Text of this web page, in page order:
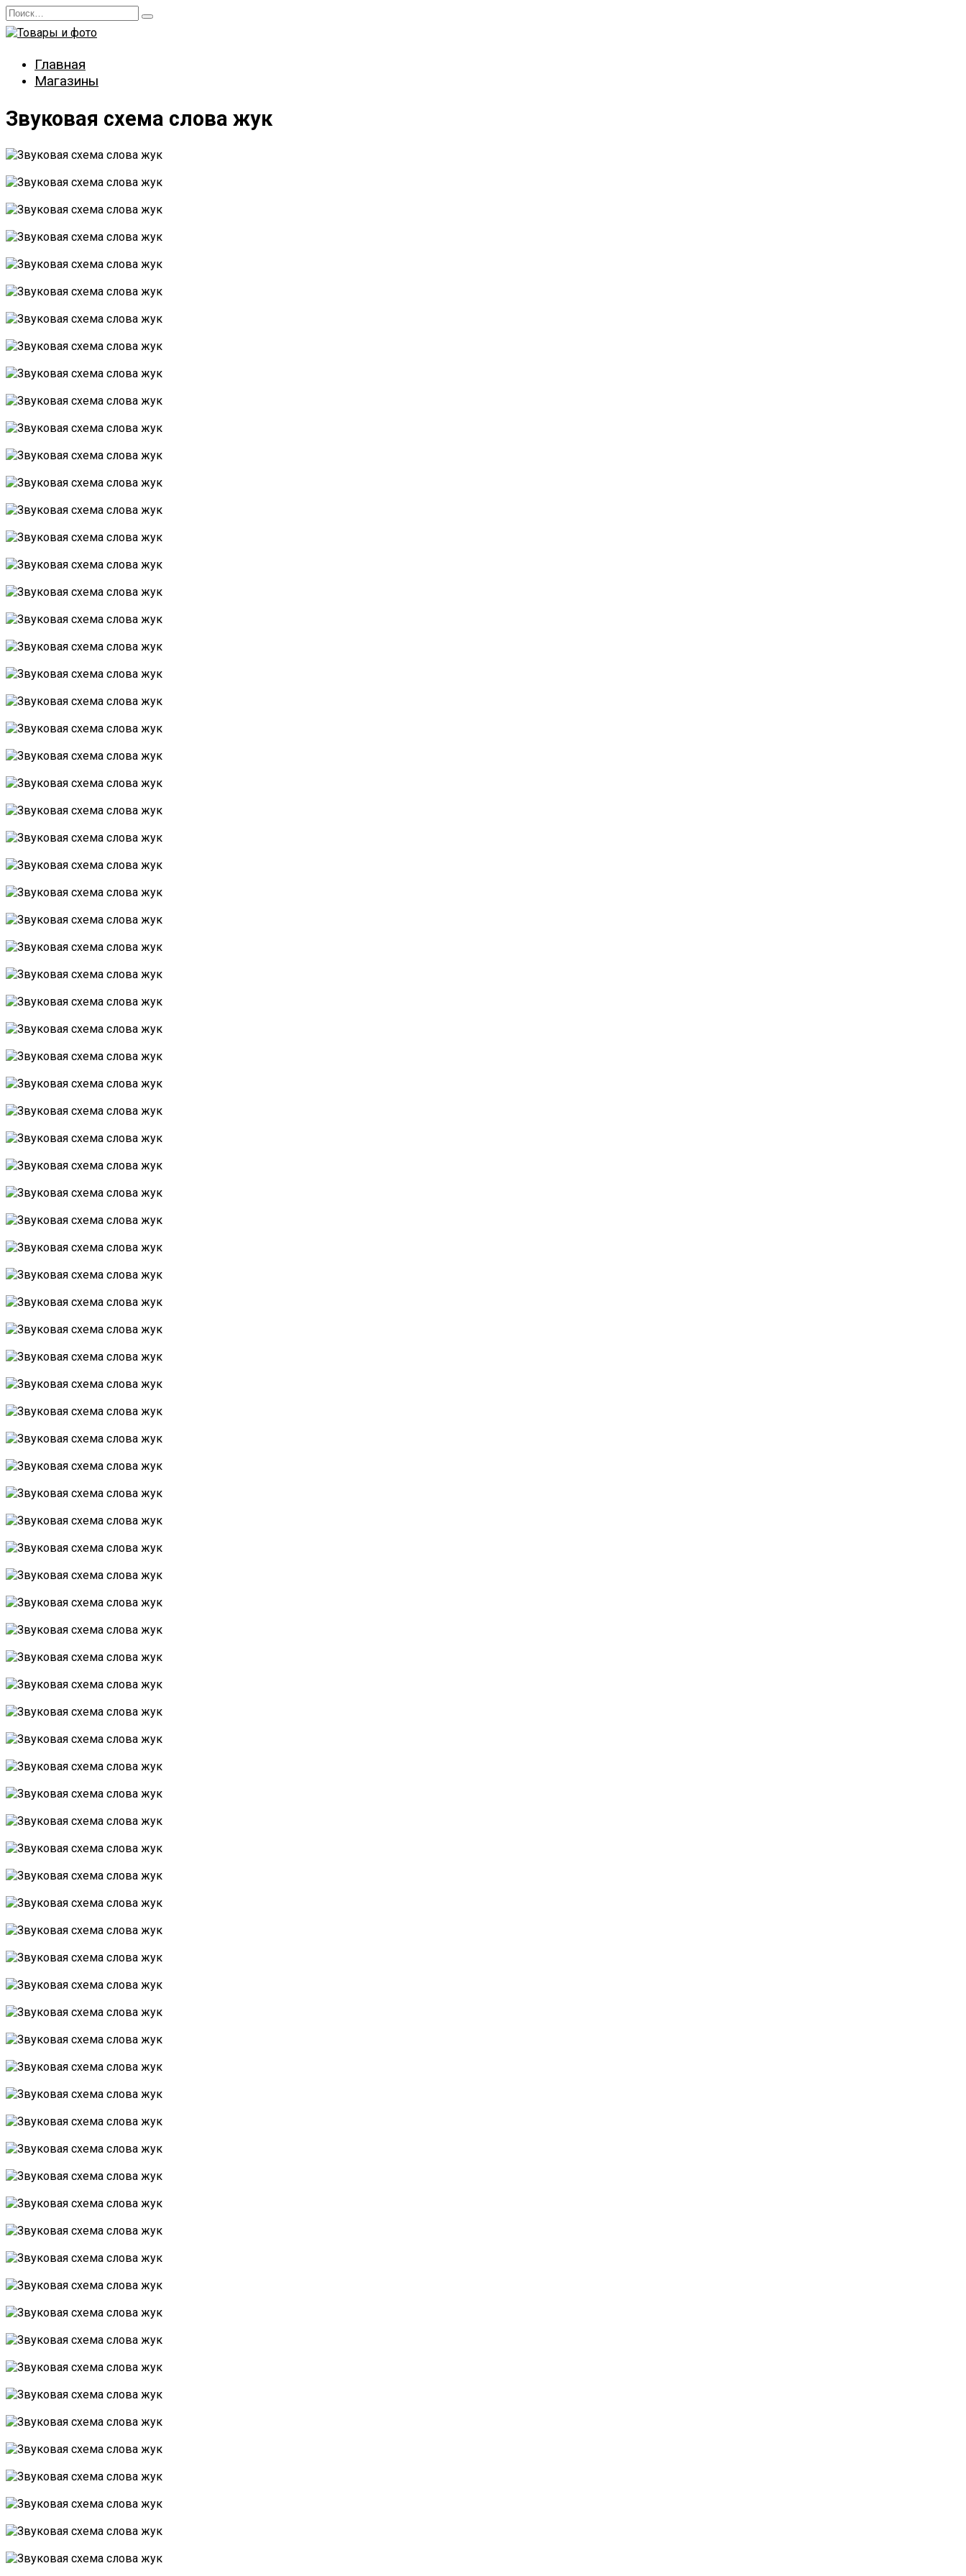
Перейти
к
содержанию
Search
for:
Главная
Магазины
Звуковая схема слова жук